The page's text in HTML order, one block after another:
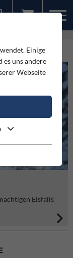
(1)
Eisfalls
Einige
es uns andere
Webseite